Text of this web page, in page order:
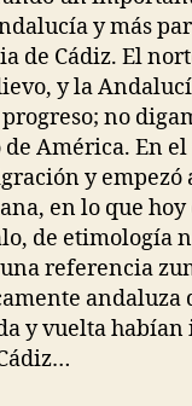
y más
de Cádiz. El
y la
no
América. En el
y empezó
en lo que hoy
de etimología
referencia
andaluza
y vuelta